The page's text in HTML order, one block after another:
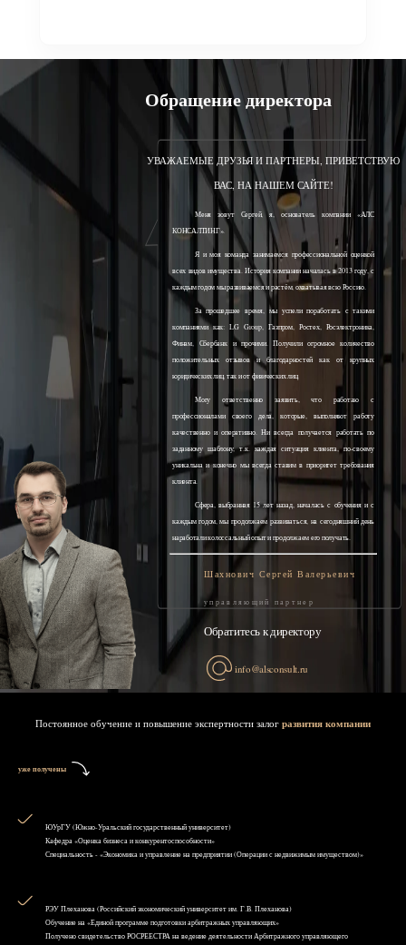
Обращение директора
УВАЖАЕМЫЕ ДРУЗЬЯ И ПАРТНЕРЫ, ПРИВЕТСТВУЮ
ВАС, НА НАШЕМ САЙТЕ!
Меня зовут Сергей, я, основатель компании «АЛС
КОНСАЛТИНГ».
Я и моя команда занимаемся профессиональной оценкой
всех видов имущества. История компании началась в 2013 году, с
каждым годом мы развиваемся и растём, охватывая всю Россию.
За прошедшее время, мы успели поработать с такими
компаниями как: LG Group, Газпром, Ростех, Росэлектроника,
Финам, Сбербанк и прочими. Получили огромное количество
положительных отзывов и благодарностей как от крупных
юридических лиц, так и от физических лиц.
Могу ответственно заявить, что работаю с
профессионалами своего дела, которые, выполняют работу
качественно и оперативно. Ни всегда получается работать по
заданному шаблону, т.к. каждая ситуация клиента, по-своему
уникальна и конечно мы всегда ставим в приоритет требования
клиента.
Сфера, выбранная 15 лет назад, началась с обучения и с
каждым годом, мы продолжаем развиваться, на сегодняшний день
наработали колоссальный опыт и продолжаем его получать.
Шахнович Сергей Валерьевич
управляющий партнер
Обратитесь к директору
info@alsconsult.ru
Постоянное обучение и повышение экспертности залог развития компании
уже получены
ЮУрГУ (Южно-Уральский государственный университет)
Кафедра «Оценка бизнеса и конкурентоспособности»
Специальность - «Экономика и управление на предприятии (Операции с недвижимым имуществом)»
РЭУ Плеханова (Российский экономический университет им. Г.В. Плеханова)
Обучение на «Единой программе подготовки арбитражных управляющих»
Получено свидетельство РОСРЕЕСТРА на ведение деятельности Арбитражного управляющего